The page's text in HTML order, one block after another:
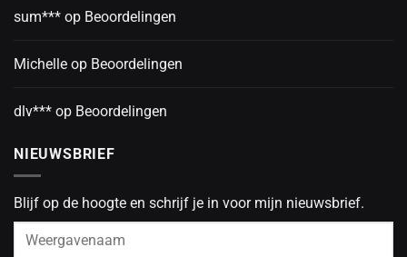
sum*** op Beoordelingen
Michelle op Beoordelingen
dlv*** op Beoordelingen
NIEUWSBRIEF
Blijf op de hoogte en schrijf je in voor mijn nieuwsbrief.